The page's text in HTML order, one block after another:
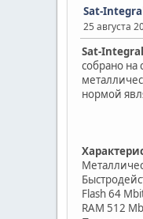
Sat-
25 августа
Sat-Integral
собрано на
нормой
Flash 64
RAM 512